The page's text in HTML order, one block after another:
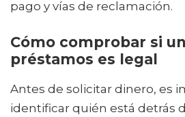
pago y vías de reclamación.
Cómo comprobar si
préstamos es legal
Antes de solicitar dinero, es
identificar quién está detrás